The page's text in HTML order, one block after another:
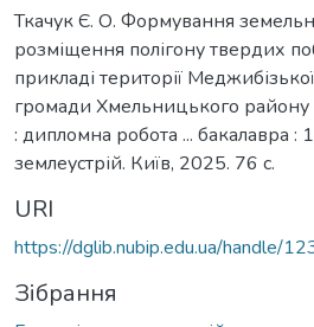
Ткачук Є. О. Формування
розміщення полігону твердих
прикладі території
громади Хмельницького району
: дипломна робота ... бакалавра :
землеустрій. Київ, 2025. 76 с.
URI
https://dglib.nubip.edu.ua/handle/
Зібрання